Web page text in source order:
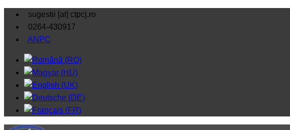
sugestii [at] ctpcj.ro
0264-430917
ANPC